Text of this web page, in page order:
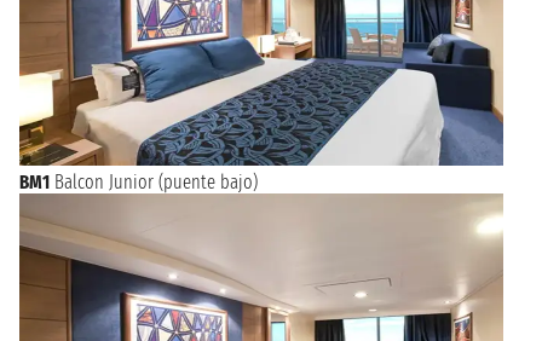
BM1 Balcon Junior (puente bajo)